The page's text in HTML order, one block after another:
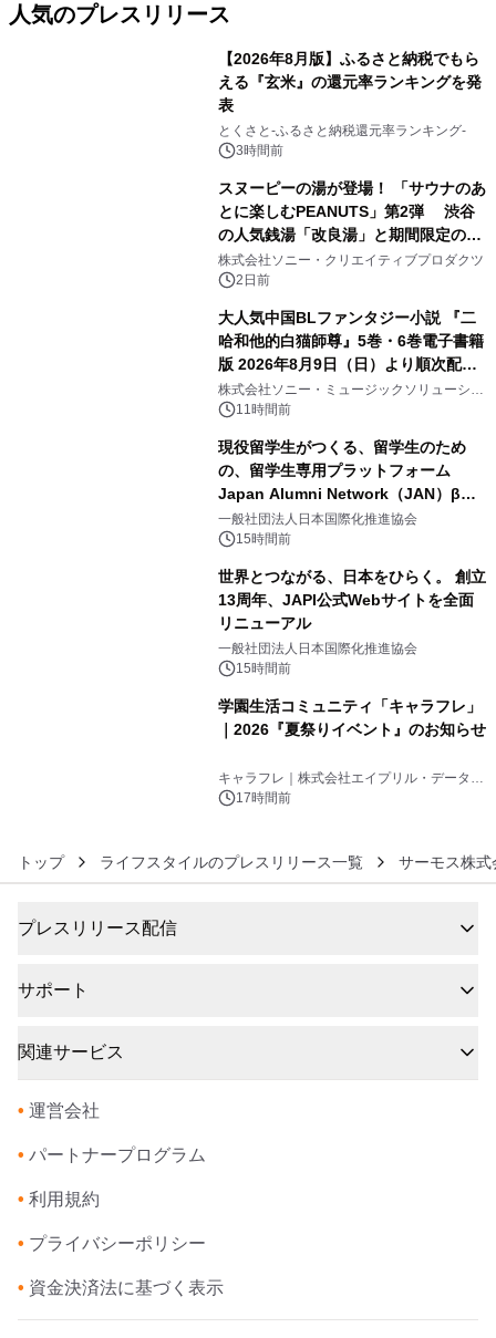
人気のプレスリリース
【2026年8月版】ふるさと納税でもら
える『玄米』の還元率ランキングを発
表
とくさと-ふるさと納税還元率ランキング-
3時間前
スヌーピーの湯が登場！ 「サウナのあ
とに楽しむPEANUTS」第2弾 渋谷
の人気銭湯「改良湯」と期間限定のコ
ラボレーション サウナイキタイコラ
ボグッズも発売決定！
株式会社ソニー・クリエイティブプロダクツ
2日前
大人気中国BLファンタジー小説 『二
哈和他的白猫師尊』5巻・6巻電子書籍
版 2026年8月9日（日）より順次配信
開始
株式会社ソニー・ミュージックソリューショ
ンズ11時間前
現役留学生がつくる、留学生のため
の、留学生専用プラットフォーム
Japan Alumni Network（JAN）β版
をリリース
一般社団法人日本国際化推進協会
15時間前
世界とつながる、日本をひらく。 創立
13周年、JAPI公式Webサイトを全面
リニューアル
一般社団法人日本国際化推進協会
15時間前
学園生活コミュニティ「キャラフレ」
｜2026『夏祭りイベント』のお知らせ
キャラフレ｜株式会社エイプリル・データ・
デザインズ
17時間前
トップ ライフスタイルのプレスリリース一覧 サーモス株式
プレスリリース配信
サポート
関連サービス
• 運営会社
• パートナープログラム
• 利用規約
• プライバシーポリシー
• 資金決済法に基づく表示